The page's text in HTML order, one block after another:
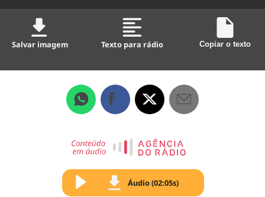
Salvar imagem Texto para rádio Copiar o texto
Áudio (02:05s)